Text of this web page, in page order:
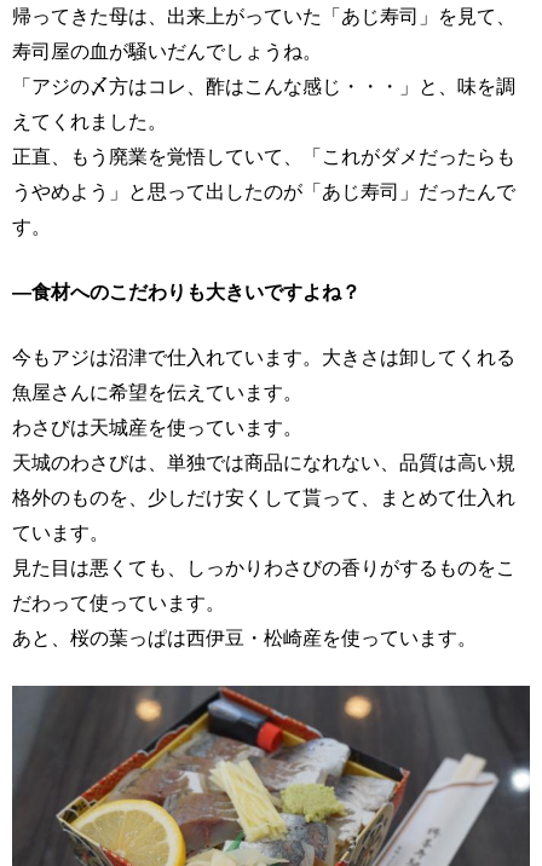
帰ってきた母は、出来上がっていた「あじ寿司」を見て、
寿司屋の血が騒いだんでしょうね。
「アジの〆方はコレ、酢はこんな感じ・・・」と、味を調
えてくれました。
正直、もう廃業を覚悟していて、「これがダメだったらも
うやめよう」と思って出したのが「あじ寿司」だったんで
す。
―食材へのこだわりも大きいですよね？
今もアジは沼津で仕入れています。大きさは卸してくれる
魚屋さんに希望を伝えています。
わさびは天城産を使っています。
天城のわさびは、単独では商品になれない、品質は高い規
格外のものを、少しだけ安くして貰って、まとめて仕入れ
ています。
見た目は悪くても、しっかりわさびの香りがするものをこ
だわって使っています。
あと、桜の葉っぱは西伊豆・松崎産を使っています。